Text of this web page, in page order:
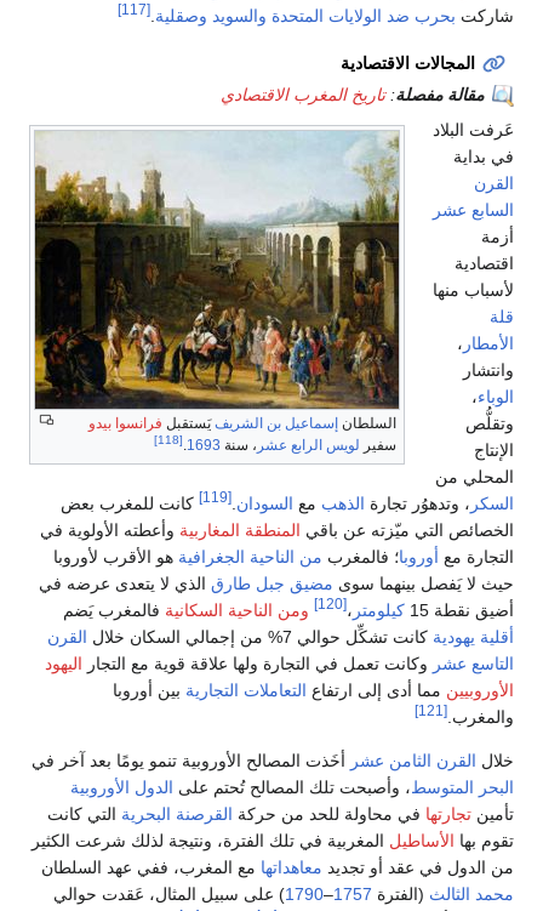
بحرب ضد الولايات المتحدة والسويد وصقلية.
الاقتصادية
مفصلة:تاريخ المغرب الاقتصادي
السلطان إسماعيل بن الشريف يَستقبل فرانسوا بيدو
لويس الرابع عشر، سنة1693
.
عشر
منها
من
، وتدهوُر تجارةالذهبمع السودان.
كانت للمغرب بعض
التي ميّزته عن باقي المنطقة المغاربيةوأعطته الأولوية في
معأوروبا؛ فالمغرب من الناحية الجغرافية هو الأقرب لأوروبا
يَفصل بينهما سوىمضيق جبل طارقالذي لا يتعدى عرضه في
15
كيلومتر، [120] ومن الناحية السكانيةفالمغرب يَضم
كانت تشكِّل حوالي 7% من إجمالي السكان خلال
القرن
عشروكانت تعمل في التجارة ولها علاقة قوية مع التجار اليهود
مما أدى إلى ارتفاعالتعاملات التجاريةبين أوروبا
الثامن عشرأخَذت المصالح الأوروبية تنمو يومًا بعد آخر في
، وأصبحت تلك المصالح تُحتم علىالدول الأوروبية
تجارتهافي محاولة للحد من حركة القرصنة البحريةالتي كانت
الأساطيل المغربية في تلك الفترة، ونتيجة لذلك شرعت الكثير
في عقد أو تجديدمعاهداتهامع المغرب، ففي عهد السلطان
(الفترة1757
–
1790) على سبيل المثال، عَقدت حوالي